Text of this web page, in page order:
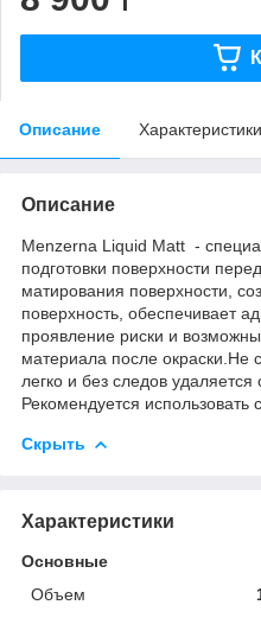
Описание Характеристики
Описание
Menzerna Liquid Matt -
подготовки поверхности
матирования поверхности,
поверхность, обеспечивает
проявление риски и
материала после окраски.Не
легко и без следов удаляется
Рекомендуется
Скрыть
Характеристики
Основные
Объем